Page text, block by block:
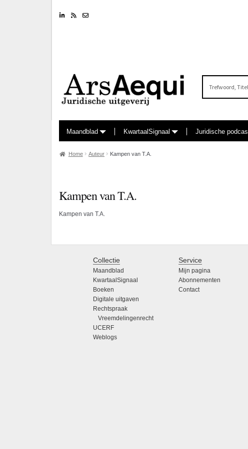
LinkedinRSS feed
Maandblad KwartaalSignaal Juridische
Home Auteur Kampen van T.A.
Kampen van T.A.
Kampen van T.A.
Collectie
Maandblad
KwartaalSignaal
Boeken
Digitale uitgaven
Rechtspraak
Vreemdelingenrecht
UCERF
Weblogs
Service
Mijn pagina
Abonnementen
Contact